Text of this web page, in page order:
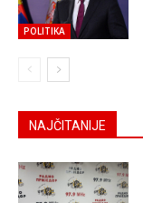
POLITIKA
NAJČITANIJE